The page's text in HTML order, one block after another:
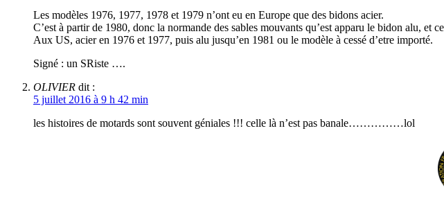
Les modèles 1976, 1977, 1978 et 1979 n’ont eu en Europe que des bidons acier.
C’est à partir de 1980, donc la normande des sables mouvants qu’est apparu le bidon alu, et
Aux US, acier en 1976 et 1977, puis alu jusqu’en 1981 ou le modèle à cessé d’etre importé.
Signé : un SRiste ….
OLIVIER dit :
5 juillet 2016 à 9 h 42 min
les histoires de motards sont souvent géniales !!! celle là n’est pas banale……………lol